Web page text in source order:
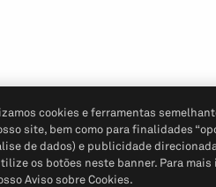
cookies e ferramentas
site, bem como para finalidades
de dados) e publicidade
os botões neste banner. Para
Aviso sobre Cookies.